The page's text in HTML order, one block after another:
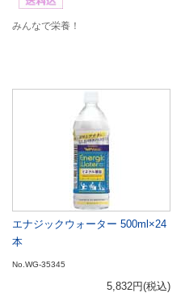
みんなで栄養！
エナジックウォーター 500ml×24
本
No.WG-35345
5,832円(税込)